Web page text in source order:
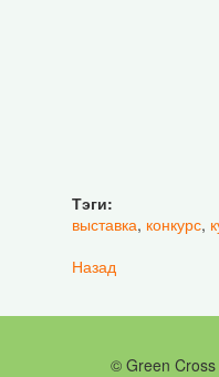
Тэги:
выставка, конкурс,
Назад
© Green